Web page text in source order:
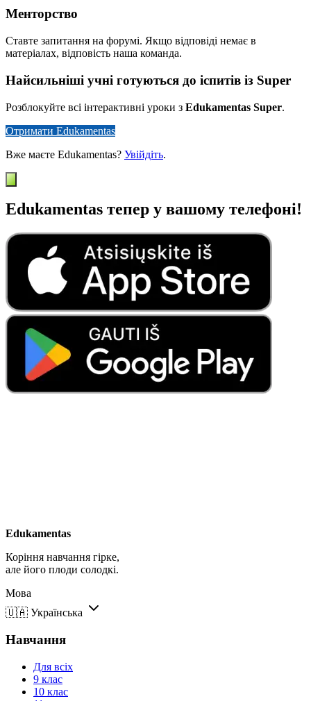
Менторство
Ставте запитання на форумі. Якщо відповіді немає в
матеріалах, відповість наша команда.
Найсильніші учні готуються до іспитів із Super
Розблокуйте всі інтерактивні уроки з Edukamentas Super.
Отримати Edukamentas
Вже маєте Edukamentas? Увійдіть.
Edukamentas тепер у вашому телефоні!
Edukamentas
Коріння навчання гірке,
але його плоди солодкі.
Мова
🇺🇦 Українська
Навчання
Для всіх
9 клас
10 клас